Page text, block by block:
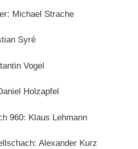
Michael Strache
Syré
Vogel
Holzapfel
960: Klaus Lehmann
Alexander Kurz